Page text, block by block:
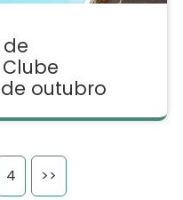
outubro
4 >>